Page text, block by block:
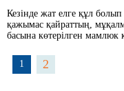
Кезінде жат елге құл
қажымас қайраттың,
басына көтерілген
1 2